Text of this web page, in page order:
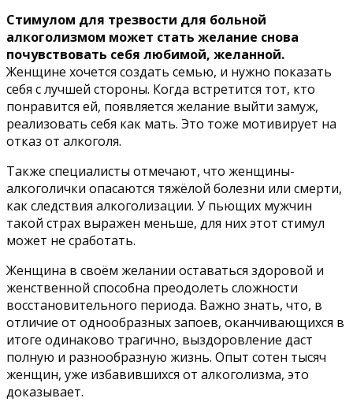
Стимулом для трезвости для больной
алкоголизмом может стать желание снова
почувствовать себя любимой, желанной.
Женщине хочется создать семью, и нужно показать
себя с лучшей стороны. Когда встретится тот, кто
понравится ей, появляется желание выйти замуж,
реализовать себя как мать. Это тоже мотивирует на
отказ от алкоголя.
Также специалисты отмечают, что женщины-
алкоголички опасаются тяжёлой болезни или смерти,
как следствия алкоголизации. У пьющих мужчин
такой страх выражен меньше, для них этот стимул
может не сработать.
Женщина в своём желании оставаться здоровой и
женственной способна преодолеть сложности
восстановительного периода. Важно знать, что, в
отличие от однообразных запоев, оканчивающихся в
итоге одинаково трагично, выздоровление даст
полную и разнообразную жизнь. Опыт сотен тысяч
женщин, уже избавившихся от алкоголизма, это
доказывает.